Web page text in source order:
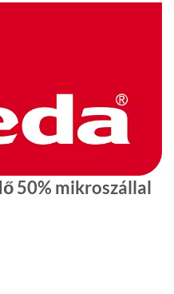
50% mikroszállal